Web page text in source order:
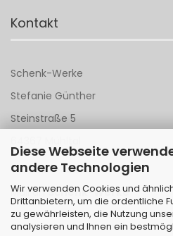
Diese Webseite
andere Technologien
Wir verwenden Cookies und
Drittanbietern, um die ordentliche
zu gewährleisten, die Nutzung
analysieren und Ihnen ein
Kontakt
Schenk-Werke
Stefanie Günther
Steinstraße 5
Tel 06151 - 148 142
Mail anSchenk-Werke